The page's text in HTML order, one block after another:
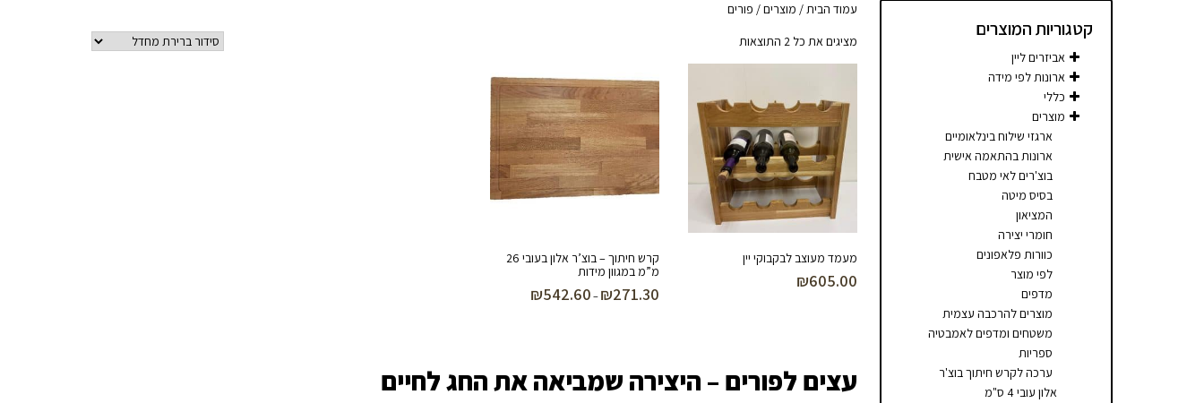
קטגוריות המוצרים
אביזרים ליין
ארונות לפי מידה
כללי
מוצרים
ארגזי שילוח בינלאומיים
ארונות בהתאמה אישית
בוצ'רים לאי מטבח
בסיס מיטה
המציאון
חומרי יצירה
כוורות פלאפונים
לפי מוצר
מדפים
מוצרים להרכבה עצמית
משטחים ומדפים לאמבטיה
ספריות
ערכה לקרש חיתוך בוצ'ר
אלון עובי 4 ס"מ
עמוד הבית/ מוצרים/ פורים
מציגים את כל ⁦2⁩ התוצאות
מעמד מעוצב לבקבוקי יין
₪605.00
קרש חיתוך – בוצ’ר אלון בעובי 26
מ”מ במגוון מידות
₪271.30
–
₪542.60
עצים לפורים – היצירה שמביאה את החג לחיים